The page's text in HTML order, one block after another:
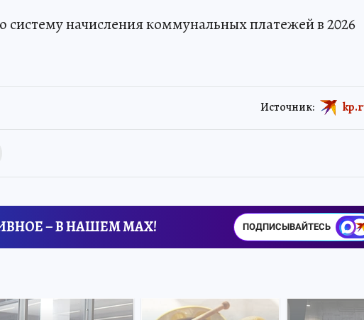
начисления коммунальных платежей в 2026
Источник:
– В НАШЕМ MAX! ПОДПИСЫВАЙТЕСЬ